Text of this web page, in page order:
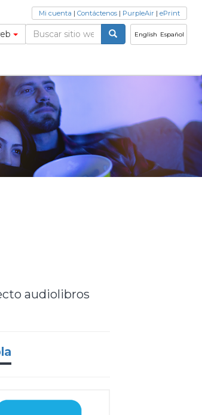
English Español
Mi cuenta | Contáctenos | PurpleAir | ePrint
audiolibros